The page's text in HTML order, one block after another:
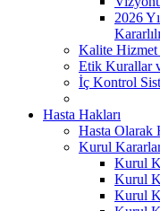
2026
Kalite Hizmet
Etik Kurallar
İç Kontrol
Hasta Hakları
Hasta Olarak
Kurul
Kurul
Kurul
Kurul